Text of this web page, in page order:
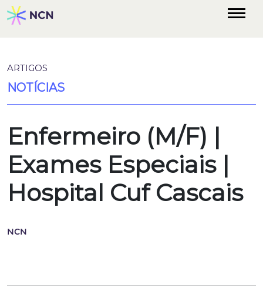
ARTIGOS
NOTÍCIAS
Enfermeiro (M/F)​ |
Exames Especiais |
Hospital Cuf Cascais
NCN